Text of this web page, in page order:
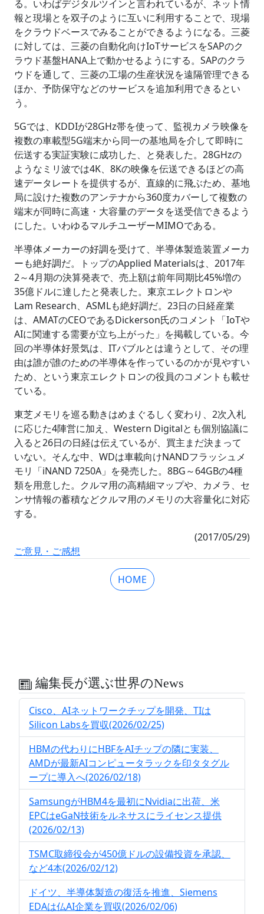
る。いわばデジタルツインと言われているが、ネット情
報と現場とを双子のように互いに利用することで、現場
をクラウドベースでみることができるようになる。三菱
に対しては、三菱の自動化向けIoTサービスをSAPのク
ラウド基盤HANA上で動かせるようにする。SAPのクラ
ウドを通して、三菱の工場の生産状況を遠隔管理できる
ほか、予防保守などのサービスを追加利用できるとい
う。
5Gでは、KDDIが28GHz帯を使って、監視カメラ映像を
複数の車載型5G端末から同一の基地局を介して即時に
伝送する実証実験に成功した、と発表した。28GHzの
ようなミリ波では4K、8Kの映像を伝送できるほどの高
速データレートを提供するが、直線的に飛ぶため、基地
局に設けた複数のアンテナから360度カバーして複数の
端末が同時に高速・大容量のデータを送受信できるよう
にした。いわゆるマルチユーザーMIMOである。
半導体メーカーの好調を受けて、半導体製造装置メーカ
ーも絶好調だ。トップのApplied Materialsは、2017年
2～4月期の決算発表で、売上額は前年同期比45%増の
35億ドルに達したと発表した。東京エレクトロンや
Lam Research、ASMLも絶好調だ。23日の日経産業
は、AMATのCEOであるDickerson氏のコメント「IoTや
AIに関連する需要が立ち上がった」を掲載している。今
回の半導体好景気は、ITバブルとは違うとして、その理
由は誰が誰のための半導体を作っているのかが見やすい
ため、という東京エレクトロンの役員のコメントも載せ
ている。
東芝メモリを巡る動きはめまぐるしく変わり、2次入札
に応じた4陣営に加え、Western Digitalとも個別協議に
入ると26日の日経は伝えているが、買主まだ決まって
いない。そんな中、WDは車載向けNANDフラッシュメ
モリ「iNAND 7250A」を発売した。8BG～64GBの4種
類を用意した。クルマ用の高精細マップや、カメラ、セ
ンサ情報の蓄積などクルマ用のメモリの大容量化に対応
する。
(2017/05/29)
ご意見・ご感想
HOME
編集長が選ぶ世界のNews
Cisco、AIネットワークチップを開発、TIは
Silicon Labsを買収(2026/02/25)
HBMの代わりにHBFをAIチップの隣に実装、
AMDが最新AIコンピュータラックを印タタグル
ープに導入へ(2026/02/18)
SamsungがHBM4を最初にNvidiaに出荷、米
EPCはeGaN技術をルネサスにライセンス提供
(2026/02/13)
TSMC取締役会が450億ドルの設備投資を承認、
など4本(2026/02/12)
ドイツ、半導体製造の復活を推進、Siemens
EDAは仏AI企業を買収(2026/02/06)